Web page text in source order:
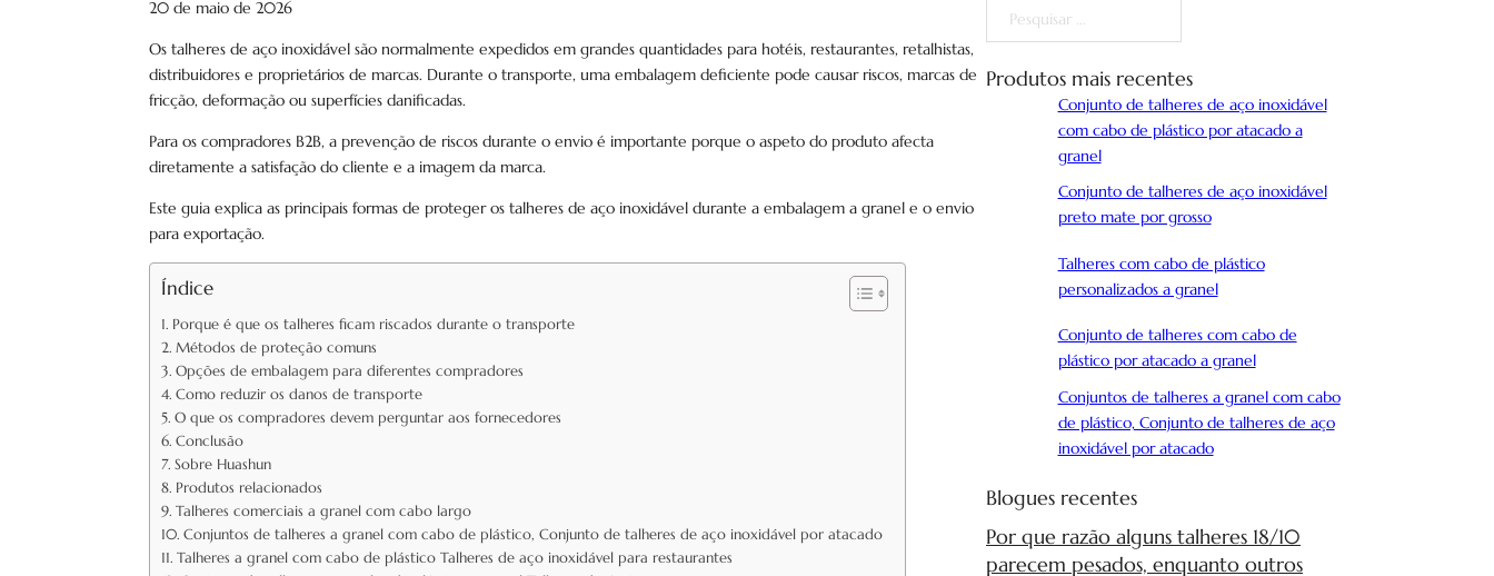
20 de maio de 2026
Os talheres de aço inoxidável são normalmente expedidos em grandes quantidades para hotéis, restaurantes, retalhistas,
distribuidores e proprietários de marcas. Durante o transporte, uma embalagem deficiente pode causar riscos, marcas de
fricção, deformação ou superfícies danificadas.
Para os compradores B2B, a prevenção de riscos durante o envio é importante porque o aspeto do produto afecta
diretamente a satisfação do cliente e a imagem da marca.
Este guia explica as principais formas de proteger os talheres de aço inoxidável durante a embalagem a granel e o envio
para exportação.
Índice
Porque é que os talheres ficam riscados durante o transporte
Métodos de proteção comuns
Opções de embalagem para diferentes compradores
Como reduzir os danos de transporte
O que os compradores devem perguntar aos fornecedores
Conclusão
Sobre Huashun
Produtos relacionados
Talheres comerciais a granel com cabo largo
Conjuntos de talheres a granel com cabo de plástico, Conjunto de talheres de aço inoxidável por atacado
Talheres a granel com cabo de plástico Talheres de aço inoxidável para restaurantes
Pesquisar
Produtos mais recentes
Conjunto de talheres de aço inoxidável
com cabo de plástico por atacado a
granel
Conjunto de talheres de aço inoxidável
preto mate por grosso
Talheres com cabo de plástico
personalizados a granel
Conjunto de talheres com cabo de
plástico por atacado a granel
Conjuntos de talheres a granel com cabo
de plástico, Conjunto de talheres de aço
inoxidável por atacado
Blogues recentes
Por que razão alguns talheres 18/10
parecem pesados, enquanto outros